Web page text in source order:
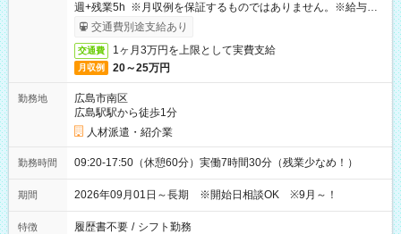
週+残業5h ※月収例を保証するものではありません。※給与即
受取りサービス利用可（利用条件有）
交通費別途支給あり
交通費 1ヶ月3万円を上限として実費支給
月収例 20～25万円
勤務地
広島市南区
広島駅駅から徒歩1分
人材派遣・紹介業
勤務時間 09:20-17:50（休憩60分）実働7時間30分（残業少なめ！）
期間 2026年09月01日～長期 ※開始日相談OK ※9月～！
特徴 履歴書不要 / シフト勤務